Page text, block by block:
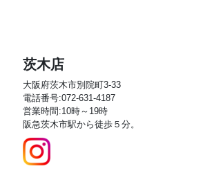
茨木店
大阪府茨木市別院町3-33
電話番号:072-631-4187
営業時間:10時～19時
阪急茨木市駅から徒歩５分。